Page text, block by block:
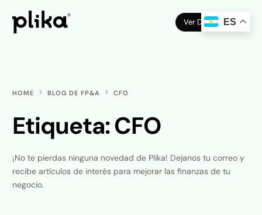
Ver Demo
HOME BLOG DE FP&A CFO
Etiqueta:CFO
¡No te pierdas ninguna novedad de Plika! Dejanos tu correo y
recibe artículos de interés para mejorar las finanzas de tu
negocio.
ES